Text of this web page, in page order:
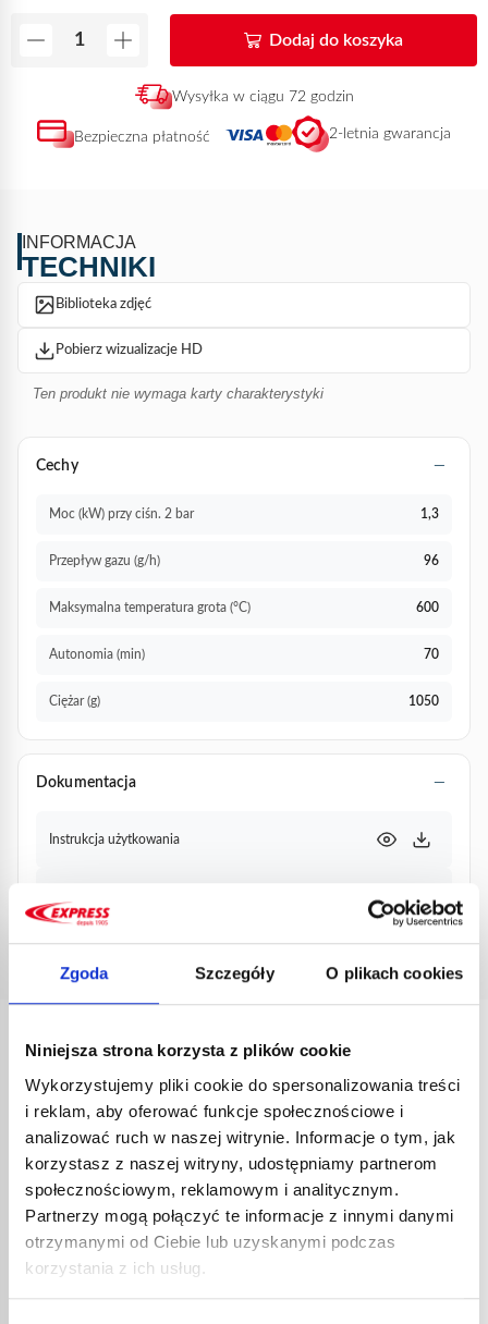
Zgoda Szczegóły O plikach cookies
Niniejsza strona korzysta z plików cookie
Wykorzystujemy pliki cookie do spersonalizowania treści
i reklam, aby oferować funkcje społecznościowe i
analizować ruch w naszej witrynie. Informacje o tym, jak
korzystasz z naszej witryny, udostępniamy partnerom
społecznościowym, reklamowym i analitycznym.
Partnerzy mogą połączyć te informacje z innymi danymi
otrzymanymi od Ciebie lub uzyskanymi podczas
korzystania z ich usług.
pozwala na większą swobodę ruchów. Zdaniem licznych
kategorii, w dodatku odznaczająca się niskim poziomem
hałasu!
Autonomiczna lutownica dekarska
dostępna w metalowej skrzynce nr kat. 6364, wraz z dwoma
dekarskiej. Sprawdź cenę
dekarskiej364, skontaktuj się z nami!
godzin od otrzymania płatności.
Dodaj do koszyka
Wysyłka w ciągu 72 godzin
Bezpieczna płatność 2-letnia gwarancja
INFORMACJA
TECHNIKI
Biblioteka zdjęć
Pobierz wizualizacje HD
Ten produkt nie wymaga karty charakterystyki
Cechy
Moc (kW) przy ciśn. 2 bar 1,3
Przepływ gazu (g/h) 96
Maksymalna temperatura grota (°C) 600
Autonomia (min) 70
Ciężar (g) 1050
Dokumentacja
Instrukcja użytkowania
PRODUKTY
POWIĄZANE